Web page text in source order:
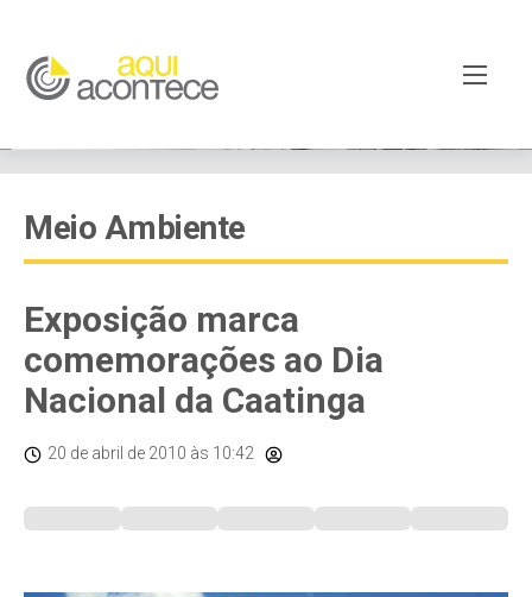
Meio Ambiente
Exposição marca
comemorações ao Dia
Nacional da Caatinga
20 de abril de 2010 às 10:42